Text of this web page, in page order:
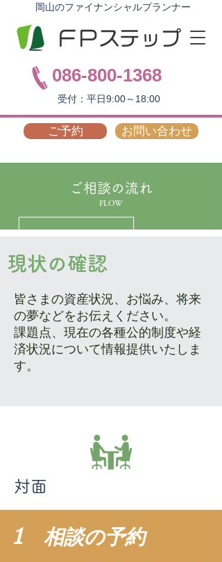
ご予約 お問い合わせ
086-800-1368
岡山のファイナンシャルプランナー
受付：平日9:00～18:00
ご相談の流れ
FLOW
現状の確認
皆さまの資産状況、お悩み、将来
の夢などをお伝えください。
課題点、現在の各種公的制度や経
済状況について情報提供いたしま
す。
​対面
1 相談の予約